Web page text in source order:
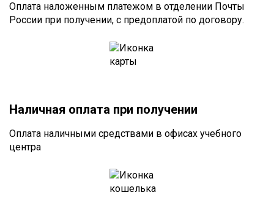
Оплата наложенным платежом в отделении Почты
России при получении, с предоплатой по договору.
Наличная оплата при получении
Оплата наличными средствами в офисах учебного
центра